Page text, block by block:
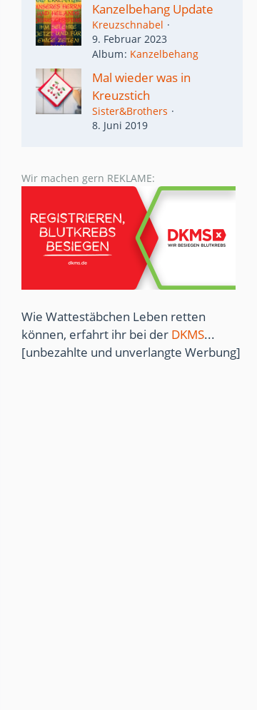
Kanzelbehang Update
Kreuzschnabel
9. Februar 2023
Album Kanzelbehang
Mal wieder was in
Kreuzstich
Sister&Brothers
8. Juni 2019
Wir machen gern REKLAME:
Wie Wattestäbchen Leben retten
können, erfahrt ihr bei der DKMS...
[unbezahlte und unverlangte Werbung]